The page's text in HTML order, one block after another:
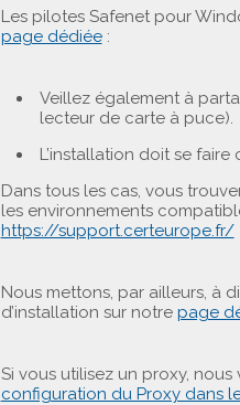
Les pilotes Safenet pour
page dédiée:
Veillez également à
lecteur de carte à puce).
L’installation doit se
Dans tous les cas, vous
les environnements
https://support.certeurope.fr/
Nous mettons, par ailleurs, à
d’installation sur notre page
Si vous utilisez un proxy,
configuration du Proxy dans